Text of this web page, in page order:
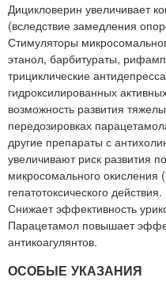
Дицикловерин увеличивает
(вследствие замедления
Стимуляторы
этанол, барбитураты,
трициклические
гидроксилированных
возможность развития
передозировках
другие препараты с
увеличивают риск развития
микросомального окисления
гепатотоксического действия.
Снижает эффективность
Парацетамол повышает
антикоагулянтов.
ОСОБЫЕ УКАЗАНИЯ